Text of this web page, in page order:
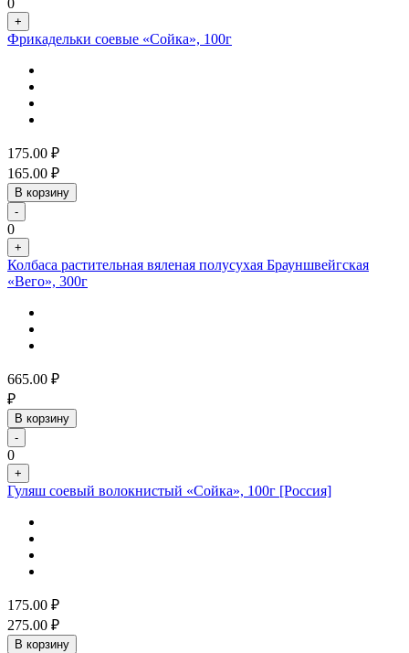
+
Фрикадельки соевые «Сойка», 100г
175.00 ₽
165.00 ₽
В корзину
-
0
+
Колбаса растительная вяленая полусухая Брауншвейгская
«Вего», 300г
665.00 ₽
₽
В корзину
-
0
+
Гуляш соевый волокнистый «Сойка», 100г [Россия]
175.00 ₽
275.00 ₽
В корзину